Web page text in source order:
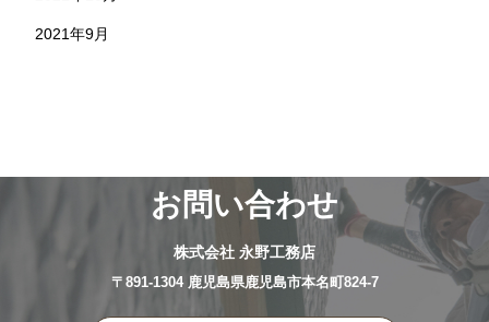
2021年9月
お問い合わせ
株式会社 永野工務店
〒891-1304 鹿児島県鹿児島市本名町824-7